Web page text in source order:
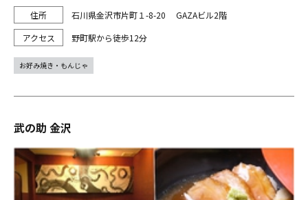
石川県金沢市片町１-8-20 GAZAビル2階
野町駅から徒歩12分
お好み焼き・もんじゃ
武の助 金沢